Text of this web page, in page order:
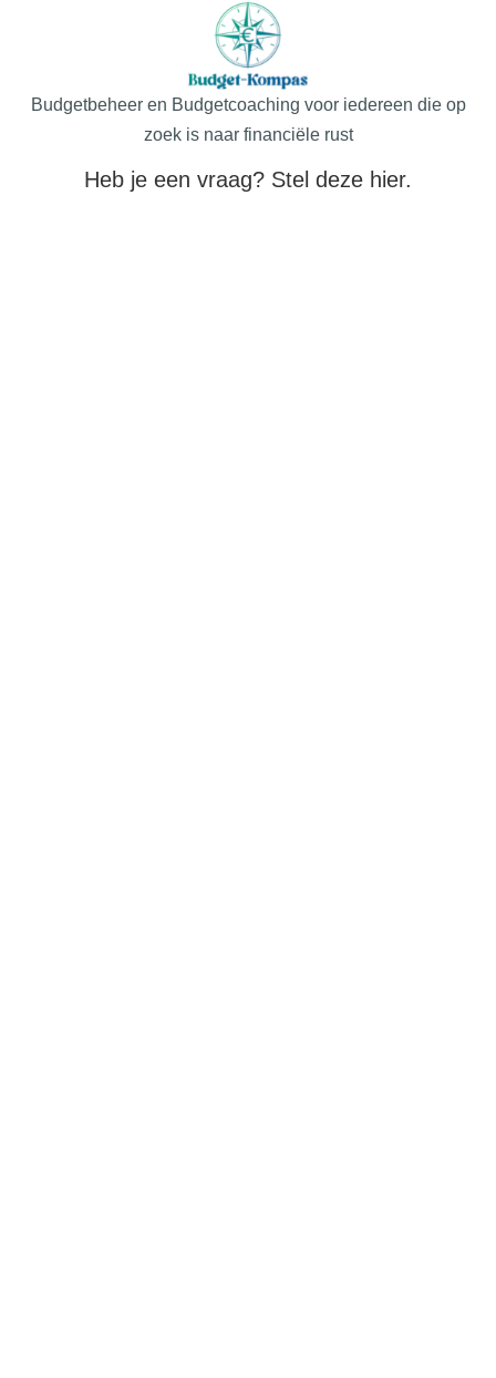
Budgetbeheer en Budgetcoaching voor iedereen die op
zoek is naar financiële rust
Heb je een vraag? Stel deze hier.